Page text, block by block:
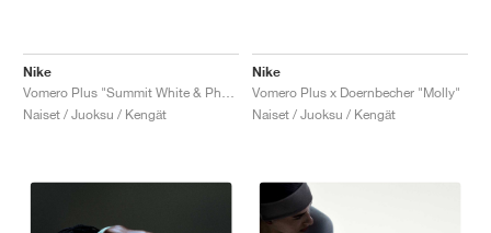
Nike
Naiset / Juoksu / Kengät
Nike
Vomero Plus x Doernbecher "Molly"
Naiset / Juoksu / Kengät